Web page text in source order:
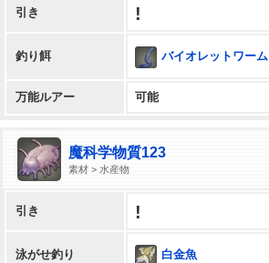
引き !
釣り餌 バイオレットワーム
万能ルアー 可能
魔科学物質123
素材 > 水産物
引き !
泳がせ釣り 白金魚